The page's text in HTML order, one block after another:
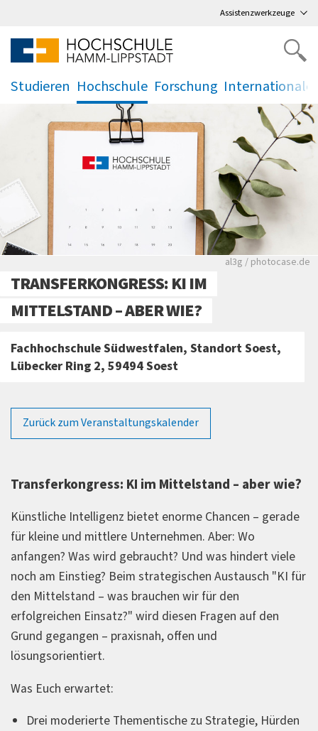
Assistenzwerkzeuge
Studieren Hochschule
.
Forschung
.
Rote leere
al3g / photocase.de
TRANSFERKONGRESS: KI IM
MITTELSTAND – ABER WIE?
Fachhochschule Südwestfalen, Standort Soest,
Lübecker Ring 2, 59494 Soest
Zurück zum Veranstaltungskalender
Transferkongress: KI im Mittelstand – aber wie?
Künstliche Intelligenz bietet enorme Chancen – gerade
für kleine und mittlere Unternehmen. Aber: Wo
anfangen? Was wird gebraucht? Und was hindert viele
noch am Einstieg? Beim strategischen Austausch "KI für
den Mittelstand – was brauchen wir für den
erfolgreichen Einsatz?" wird diesen Fragen auf den
Grund gegangen – praxisnah, offen und
lösungsorientiert.
Was Euch erwartet:
Drei moderierte Thementische zu Strategie, Hürden